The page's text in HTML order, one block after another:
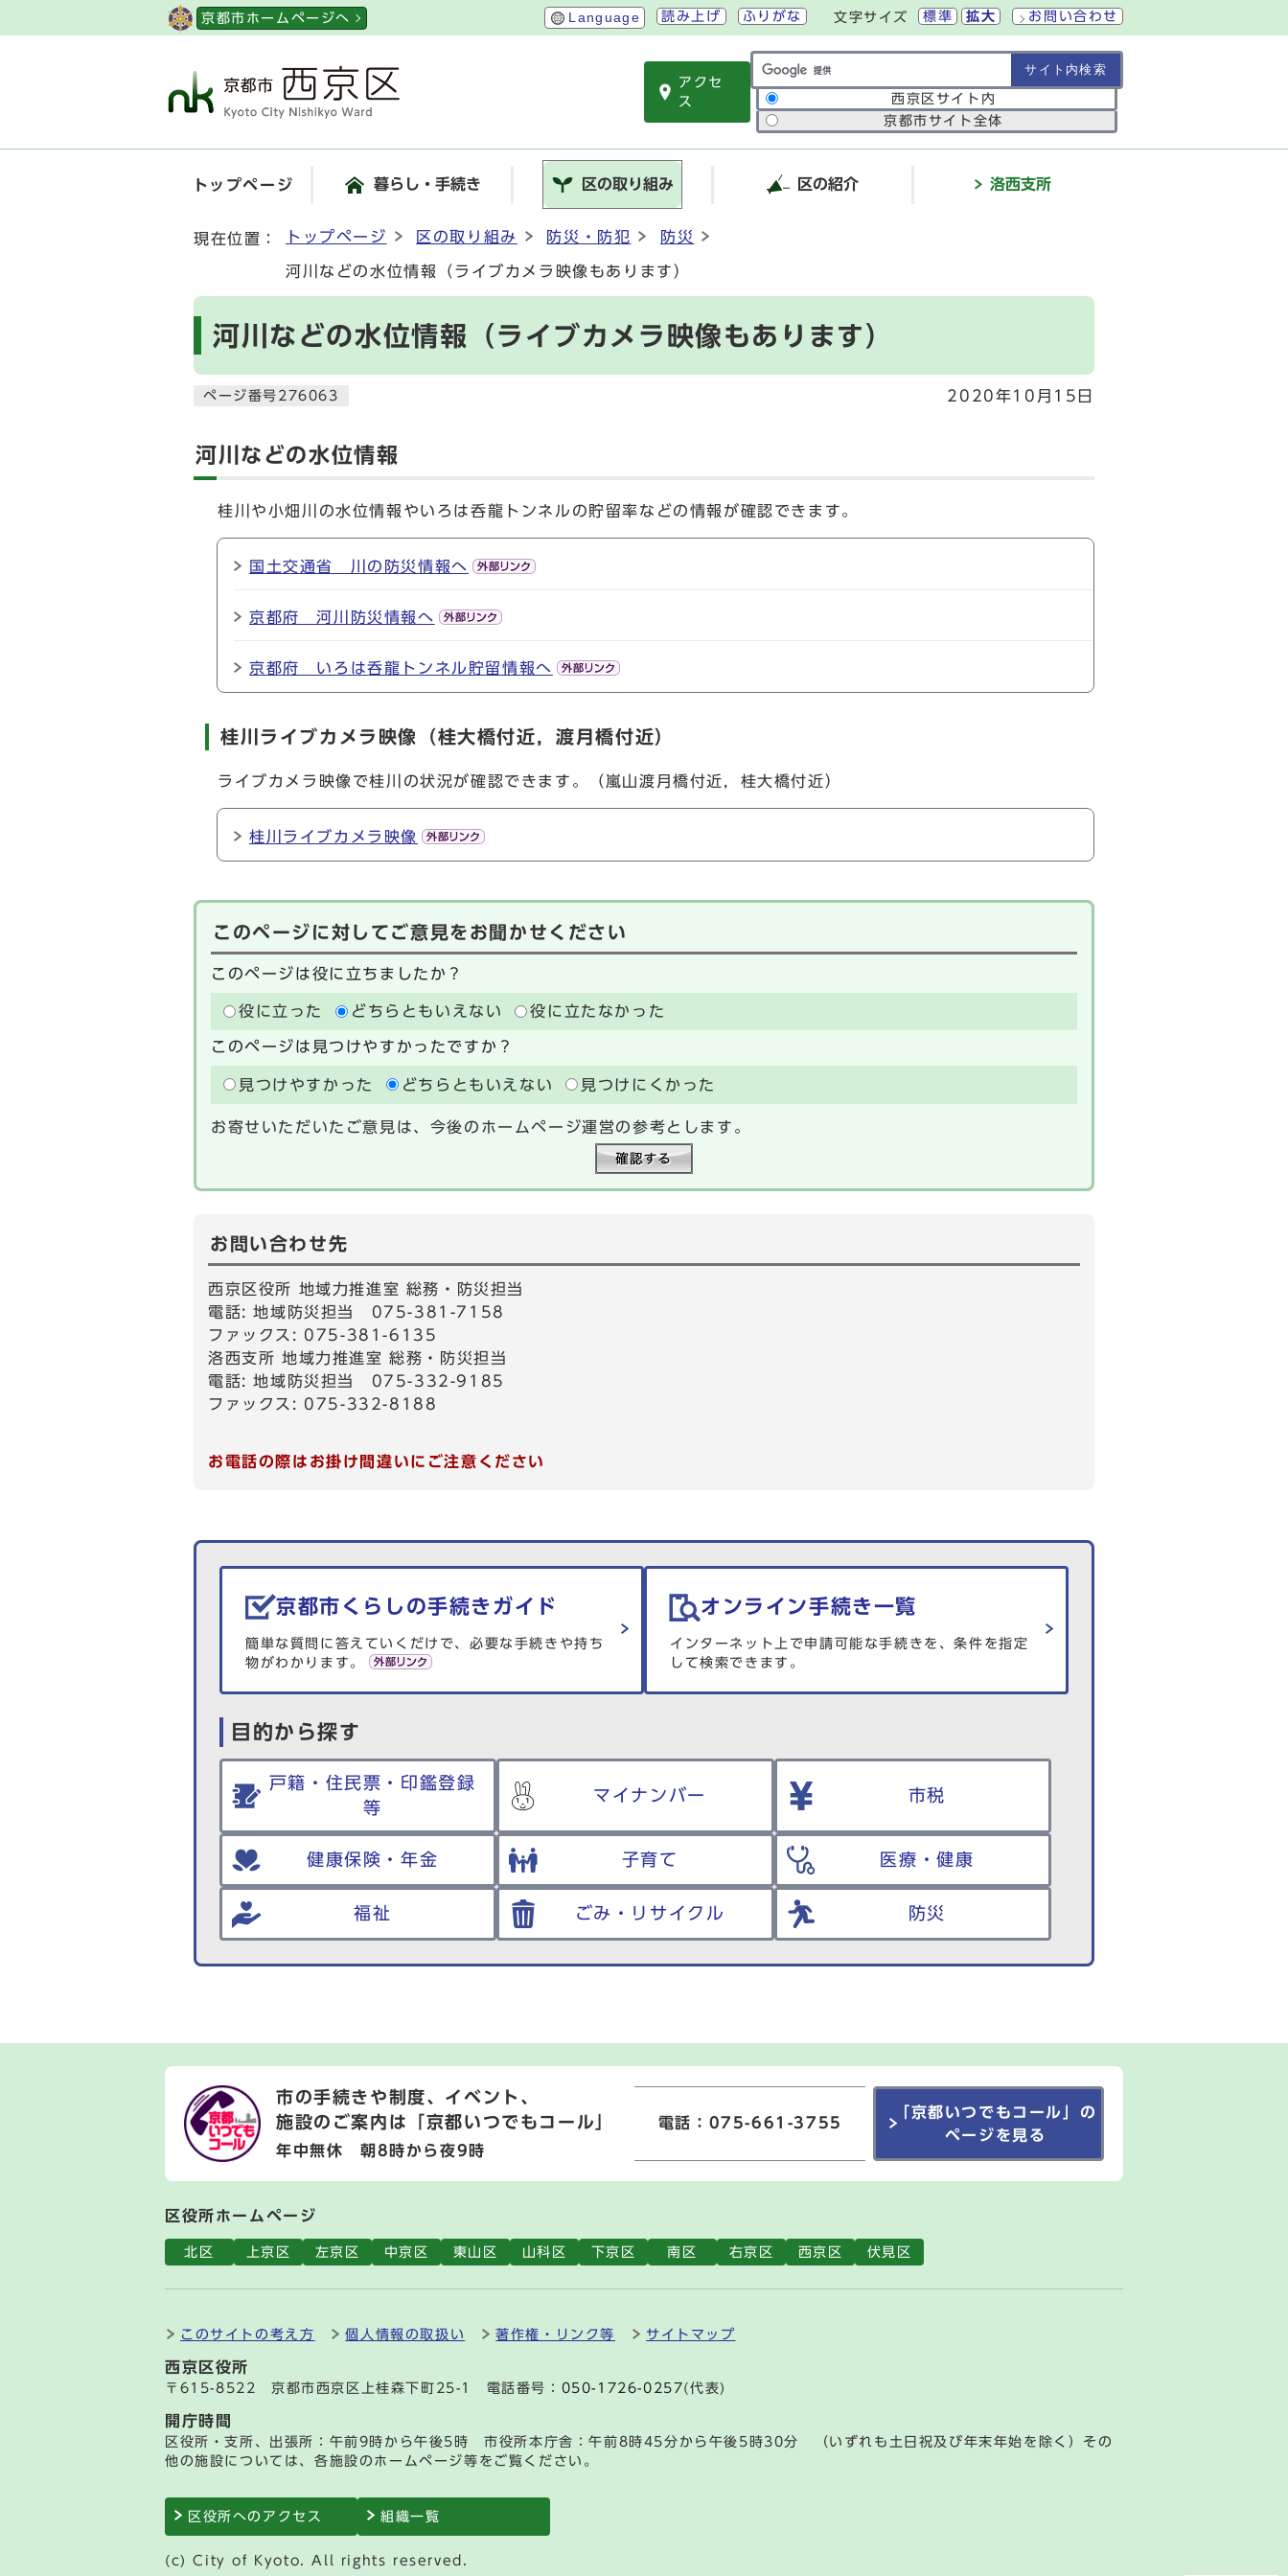
京都市ホームページへ Language 読み上げ ふりがな 文字サイズ 標準 拡大 お問い合わせ
アクセ
ス
サイト内検索の範囲
西京区サイト内
京都市サイト全体
トップページ 暮らし・手続き 区の取り組み 区の紹介 洛西支所
現在位置： トップページ 区の取り組み 防災・防犯 防災
河川などの水位情報（ライブカメラ映像もあります）
河川などの水位情報（ライブカメラ映像もあります）
ページ番号276063 2020年10月15日
河川などの水位情報
桂川や小畑川の水位情報やいろは呑龍トンネルの貯留率などの情報が確認できます。
国土交通省 川の防災情報へ
京都府 河川防災情報へ
京都府 いろは呑龍トンネル貯留情報へ
桂川ライブカメラ映像（桂大橋付近，渡月橋付近）
ライブカメラ映像で桂川の状況が確認できます。（嵐山渡月橋付近，桂大橋付近）
桂川ライブカメラ映像
このページに対してご意見をお聞かせください
このページは役に立ちましたか？
役に立った どちらともいえない 役に立たなかった
このページは見つけやすかったですか？
見つけやすかった どちらともいえない 見つけにくかった
お寄せいただいたご意見は、今後のホームページ運営の参考とします。
お問い合わせ先
西京区役所 地域力推進室 総務・防災担当
電話: 地域防災担当 075-381-7158
ファックス: 075-381-6135
洛西支所 地域力推進室 総務・防災担当
電話: 地域防災担当 075-332-9185
ファックス: 075-332-8188
お電話の際はお掛け間違いにご注意ください
生活情報を探す
京都市くらしの手続きガイド
簡単な質問に答えていくだけで、必要な手続きや持ち
物がわかります。
オンライン手続き一覧
インターネット上で申請可能な手続きを、条件を指定
して検索できます。
目的から探す
戸籍・住民票・印鑑登録
等
マイナンバー 市税
健康保険・年金 子育て 医療・健康
福祉 ごみ・リサイクル 防災
市の手続きや制度、イベント、
施設のご案内は
「京都いつでもコール」
年中無休 朝8時から夜9時
電話：075-661-3755
「京都いつでもコール」の
ページを見る
区役所ホームページ
北区 上京区 左京区 中京区 東山区 山科区 下京区 南区 右京区 西京区 伏見区
このサイトの考え方 個人情報の取扱い 著作権・リンク等 サイトマップ
西京区役所
〒615-8522 京都市西京区上桂森下町25-1 電話番号： 050-1726-0257(代表)
開庁時間
区役所・支所、出張所：午前9時から午後5時 市役所本庁舎：午前8時45分から午後5時30分 （いずれも土日祝及び年末年始を除く）その
他の施設については、各施設のホームページ等をご覧ください。
区役所へのアクセス 組織一覧
(c) City of Kyoto. All rights reserved.